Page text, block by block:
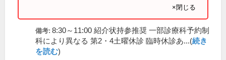
×閉じる
備考: 8:30～11:00 紹介状持参推奨 一部診療科予約制
科により異なる 第2・4土曜休診 臨時休診あ...(続き
を読む)